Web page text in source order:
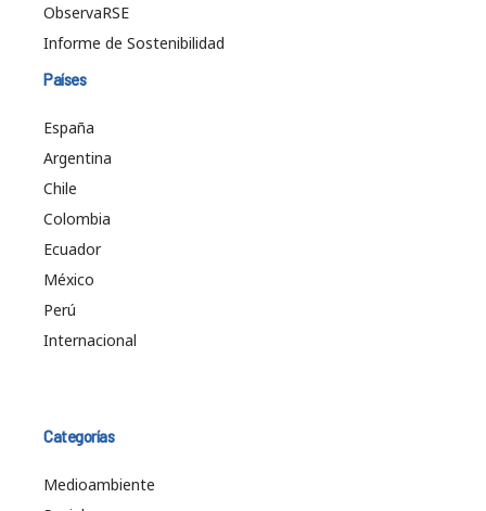
ObservaRSE
Informe de Sostenibilidad
Países
España
Argentina
Chile
Colombia
Ecuador
México
Perú
Internacional
Categorías
Medioambiente